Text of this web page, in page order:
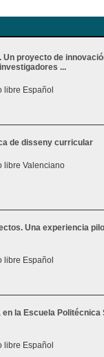
proyecto de
...
libre Español
de disseny curricular
libre Valenciano
Una experiencia
libre Español
la Escuela Politécnica
libre Español